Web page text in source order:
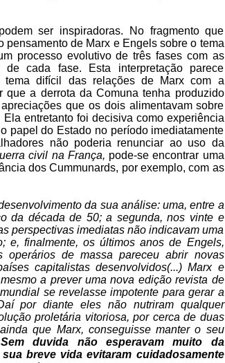
ser inspiradoras. No fragmento que
de Marx e Engels sobre o tema
processo evolutivo de três fases com as
de cada fase. Esta interpretação parece
tema difícil das relações de Marx com a
a derrota da Comuna tenha produzido
que os dois alimentavam sobre
entretanto foi decisiva como experiência
papel do Estado no período imediatamente
não poderia renunciar ao uso da
civil na França, pode-se encontrar uma
dos Cummunards, por exemplo, com as
da sua análise: uma, entre a
da década de 50; a segunda, nos vinte e
perspectivas imediatas não indicavam uma
e, finalmente, os últimos anos de Engels,
operários de massa pareceu abrir novas
capitalistas desenvolvidos(...) Marx e
a prever uma nova edição revista de
se revelasse impotente para gerar a
por diante eles não nutriram qualquer
proletária vitoriosa, por cerca de duas
que Marx, conseguisse manter o seu
duvida não esperavam muito da
breve vida evitaram cuidadosamente